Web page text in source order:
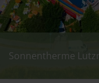
Sonnentherme
Sonnentherme
Sonnentherme